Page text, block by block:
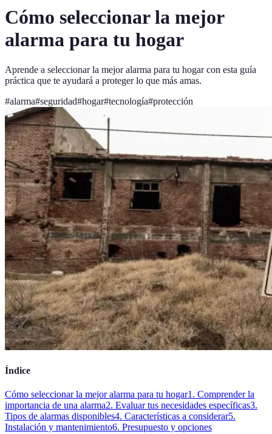
Cómo seleccionar la mejor
alarma para tu hogar
Aprende a seleccionar la mejor alarma para tu hogar con esta guía
práctica que te ayudará a proteger lo que más amas.
#alarma#seguridad#hogar#tecnología#protección
Índice
Cómo seleccionar la mejor alarma para tu hogar1. Comprender la
importancia de una alarma2. Evaluar tus necesidades específicas3.
Tipos de alarmas disponibles4. Características a considerar5.
Instalación y mantenimiento6. Presupuesto y opciones